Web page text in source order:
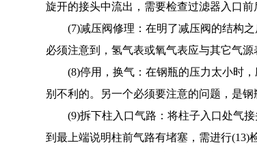
旋开的接头中流出，需要检查过滤器入口
(7)减压阀修理：在明了减压阀的结构之
必须注意到，氢气表或氧气表应与其它气
(8)停用，换气：在钢瓶的压力太小时，
别不利的。另一个必须要注意的问题，是
(9)拆下柱入口气路：将柱子入口处气接
到最上端说明柱前气路有堵塞，需进行(13)